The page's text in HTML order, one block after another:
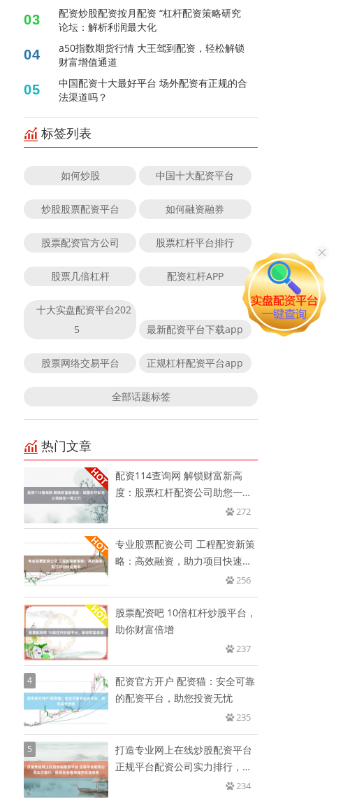
03
配资炒股配资按月配资 “杠杆配资策略研究
论坛：解析利润最大化
04
a50指数期货行情 大王驾到配资，轻松解锁
财富增值通道
05
中国配资十大最好平台 场外配资有正规的合
法渠道吗？
标签列表
如何炒股 中国十大配资平台
炒股股票配资平台 如何融资融券
股票配资官方公司 股票杠杆平台排行
股票几倍杠杆 配资杠杆APP
十大实盘配资平台202
5
最新配资平台下载app
股票网络交易平台 正规杠杆配资平台app
全部话题标签
热门文章
配资114查询网 解锁财富新高
度：股票杠杆配资公司助您一臂
272
专业股票配资公司 工程配资新策
略：高效融资，助力项目快速推
256
股票配资吧 10倍杠杆炒股平台，
助你财富倍增
237
4
配资官方开户 配资猫：安全可靠
的配资平台，助您投资无忧
235
5
打造专业网上在线炒股配资平台
正规平台配资公司实力排行，投
234